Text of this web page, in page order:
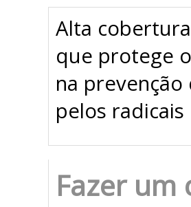
Alta
que protege
na
pelos radicais
Fazer um